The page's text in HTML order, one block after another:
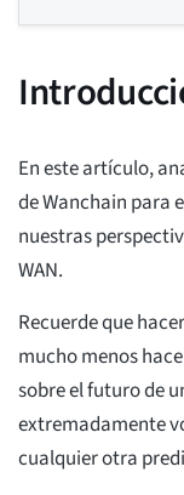
En este artículo,
de Wanchain para
nuestras
WAN.
Recuerde que
mucho menos
sobre el futuro de
extremadamente
cualquier otra